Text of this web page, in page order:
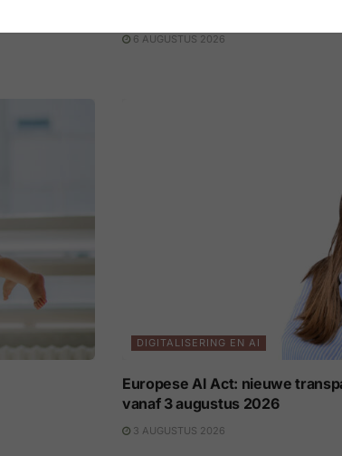
vijf jaar
6 AUGUSTUS 2026
DIGITALISERING EN AI
Europese AI Act: nieuwe
vanaf 3 augustus 2026
3 AUGUSTUS 2026